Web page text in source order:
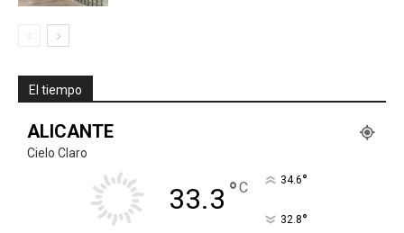
El tiempo
ALICANTE
Cielo Claro
33.3 °C 34.6°
32.8°